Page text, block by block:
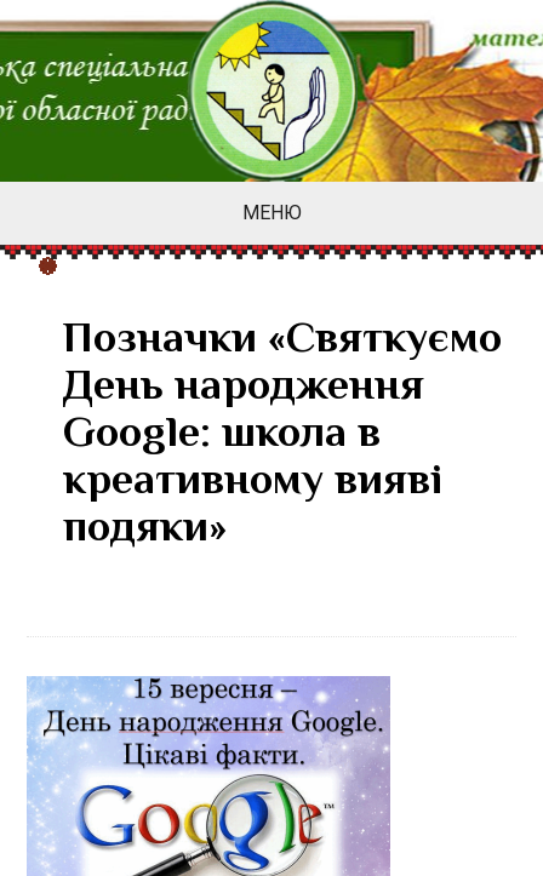
МЕНЮ
Позначки «Святкуємо
День народження
Google: школа в
креативному вияві
подяки»